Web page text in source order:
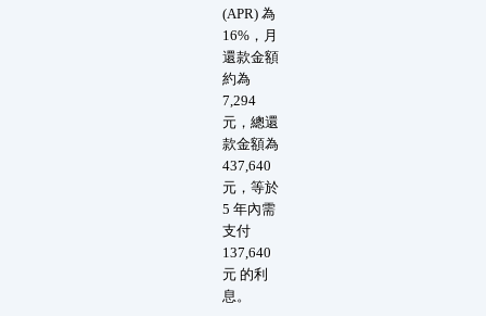
(APR) 為
16%，月
還款金額
約為
7,294
元，總還
款金額為
437,640
元，等於
5 年內需
支付
137,640
元 的利
息。